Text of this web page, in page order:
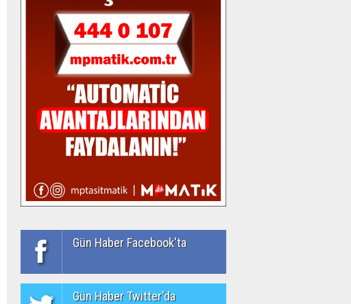
Gün Haber Facebook'ta
Gün Haber Twitter'da